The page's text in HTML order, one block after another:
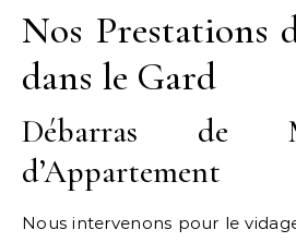
Nos Prestations
dans le Gard
Débarras de
d’Appartement
Nous intervenons pour le